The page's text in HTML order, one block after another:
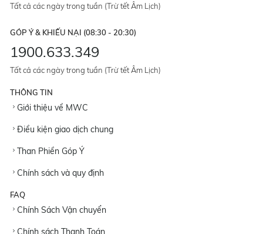
Tất cả các ngày trong tuần (Trừ tết Âm Lịch)
GÓP Ý & KHIẾU NẠI (08:30 - 20:30)
1900.633.349
Tất cả các ngày trong tuần (Trừ tết Âm Lịch)
THÔNG TIN
Giới thiệu về MWC
Điều kiện giao dịch chung
Than Phiền Góp Ý
Chính sách và quy định
FAQ
Chính Sách Vận chuyển
Chính sách Thanh Toán